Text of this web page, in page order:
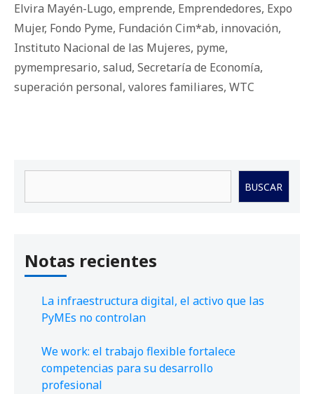
Elvira Mayén-Lugo, emprende, Emprendedores, Expo
Mujer, Fondo Pyme, Fundación Cim*ab, innovación,
Instituto Nacional de las Mujeres, pyme,
pymempresario, salud, Secretaría de Economía,
superación personal, valores familiares, WTC
BUSCAR
Notas recientes
La infraestructura digital, el activo que las
PyMEs no controlan
We work: el trabajo flexible fortalece
competencias para su desarrollo
profesional